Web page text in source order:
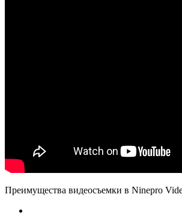
Преимущества видеосъемки в Ninepro